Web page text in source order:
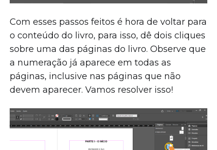
Com esses passos feitos é hora de voltar para
o conteúdo do livro, para isso, dê dois cliques
sobre uma das páginas do livro. Observe que
a numeração já aparece em todas as
páginas, inclusive nas páginas que não
devem aparecer. Vamos resolver isso!